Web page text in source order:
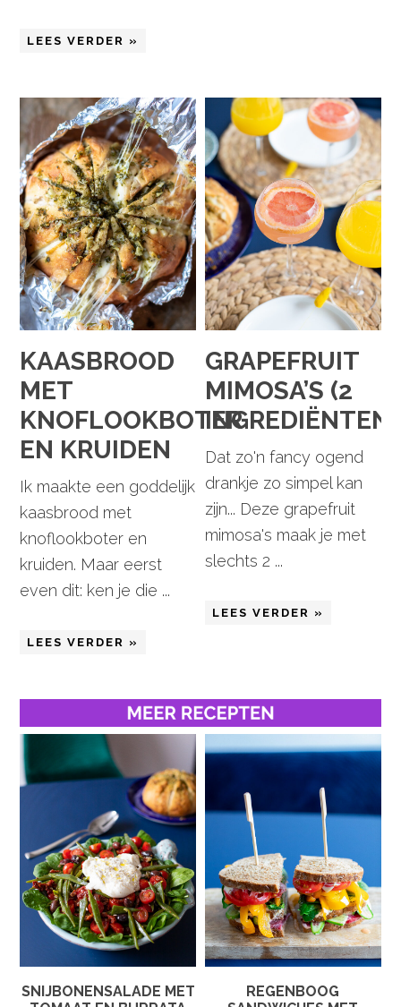
LEES VERDER »
KAASBROOD
MET
KNOFLOOKBOTER
EN KRUIDEN
Ik maakte een goddelijk
kaasbrood met
knoflookboter en
kruiden. Maar eerst
even dit: ken je die ...
LEES VERDER »
GRAPEFRUIT
MIMOSA’S (2
Dat zo'n fancy ogend
drankje zo simpel kan
zijn... Deze grapefruit
mimosa's maak je met
slechts 2 ...
LEES VERDER »
SNIJBONENSALADE MET
REGENBOOG